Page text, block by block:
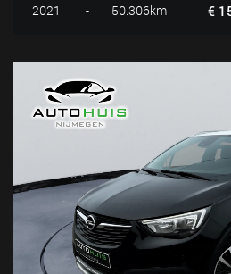
2021 - 50.306km €